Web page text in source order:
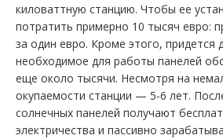
киловаттную станцию. Чтобы ее
потратить примерно 10 тысяч евро:
за один евро. Кроме этого, придется
необходимое для работы панелей
еще около тысячи. Несмотря на
окупаемости станции — 5-6 лет.
солнечных панелей получают
электричества и пассивно